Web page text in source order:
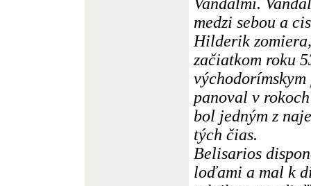
medzi sebou a
Hilderik
začiatkom roku
panoval v
bol jedným z
tých čias.
Belisarios
loďami a mal k